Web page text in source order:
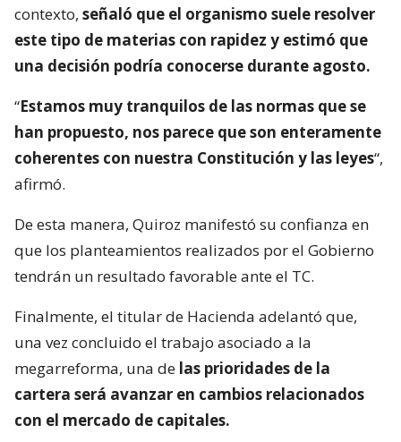
contexto, señaló que el organismo suele resolver
este tipo de materias con rapidez y estimó que
una decisión podría conocerse durante agosto.
“Estamos muy tranquilos de las normas que se
han propuesto, nos parece que son enteramente
coherentes con nuestra Constitución y las leyes“,
afirmó.
De esta manera, Quiroz manifestó su confianza en
que los planteamientos realizados por el Gobierno
tendrán un resultado favorable ante el TC.
Finalmente, el titular de Hacienda adelantó que,
una vez concluido el trabajo asociado a la
megarreforma, una de las prioridades de la
cartera será avanzar en cambios relacionados
con el mercado de capitales.